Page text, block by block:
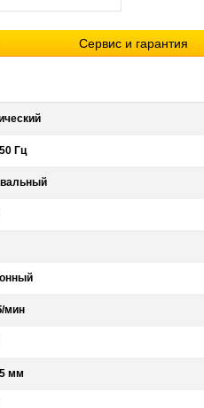
Сервис и гарантия
Гц
мин
мм